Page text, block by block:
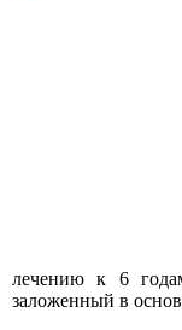
лечению к 6
заложенный в